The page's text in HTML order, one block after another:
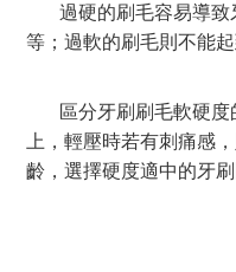
過硬的刷毛容易導
等；過軟的刷毛則不能
區分牙刷刷毛軟硬
上，輕壓時若有刺痛感
齡，選擇硬度適中的牙刷